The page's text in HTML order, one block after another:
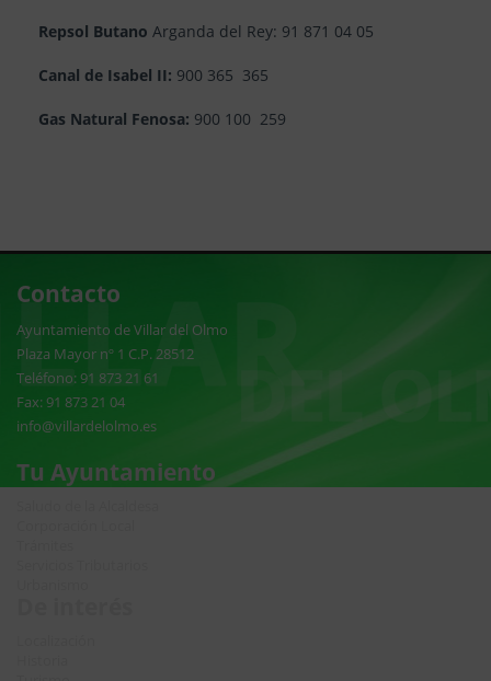
Repsol Butano Arganda del Rey: 91 871 04 05
Canal de Isabel II: 900 365 365
Gas Natural Fenosa: 900 100 259
Contacto
Ayuntamiento de Villar del Olmo
Plaza Mayor nº 1 C.P. 28512
Teléfono: 91 873 21 61
Fax: 91 873 21 04
info@villardelolmo.es
Tu Ayuntamiento